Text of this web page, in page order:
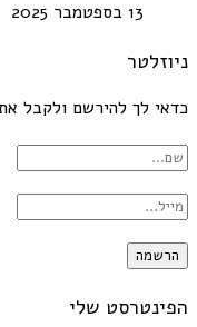
13 בספטמבר 2025
ניוזלטר
כדאי לך להירשם ולקבל
הפינטרסט שלי